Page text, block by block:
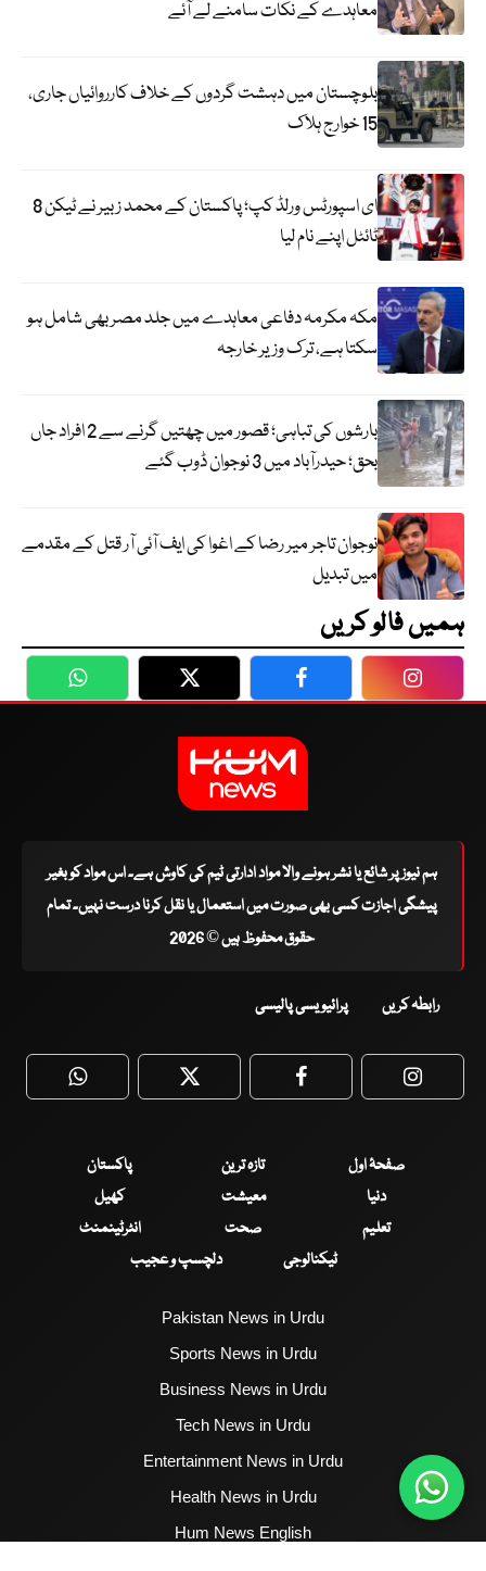
معاہدے کے نکات سامنے لے آئے
بلوچستان میں دہشت گردوں کے خلاف کارروائیاں جاری،
15 خوارج ہلاک
ای اسپورٹس ورلڈ کپ؛ پاکستان کے محمد زبیر نے ٹیکن 8
ٹائٹل اپنے نام لیا
مکہ مکرمہ دفاعی معاہدے میں جلد مصر بھی شامل ہو
سکتا ہے، ترک وزیر خارجہ
بارشوں کی تباہی؛ قصور میں چھتیں گرنے سے 2 افراد جاں
بحق؛ حیدرآباد میں 3 نوجوان ڈوب گئے
نوجوان تاجر میر رضا کے اغوا کی ایف آئی آر قتل کے مقدمے
میں تبدیل
ہمیں فالو کریں
WhatsApp Twitter Facebook
ہم نیوز پر شائع یا نشر ہونے والا مواد ادارتی ٹیم کی کاوش ہے۔ اس مواد کو بغیر
پیشگی اجازت کسی بھی صورت میں استعمال یا نقل کرنا درست نہیں۔ تمام
حقوق محفوظ ہیں © 2026
رابطہ کریں پرائیویسی پالیسی
WhatsApp Twitter Facebook
صفحۂ اول تازہ ترین
پاکستان
دنیا
معیشت
کھیل
تعلیم
صحت
انٹرٹینمنٹ
ٹیکنالوجی
دلچسپ و عجیب
Pakistan News in Urdu
Sports News in Urdu
Business News in Urdu
Tech News in Urdu
Entertainment News in Urdu
Health News in Urdu
Hum News English